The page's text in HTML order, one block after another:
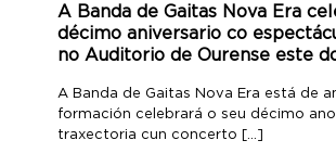
A Banda de Gaitas Nova Era
décimo aniversario co
no Auditorio de Ourense este
A Banda de Gaitas Nova Era está de
formación celebrará o seu décimo
traxectoria cun concerto […]